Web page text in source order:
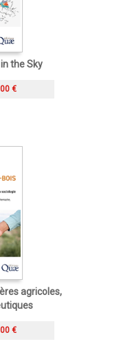
the Sky
€
agricoles,
€